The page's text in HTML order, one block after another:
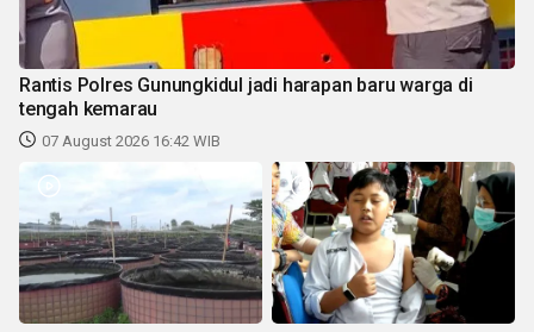
Rantis Polres Gunungkidul jadi harapan baru warga di
tengah kemarau
07 August 2026 16:42 WIB